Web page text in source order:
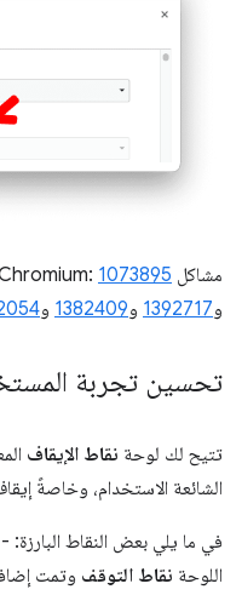
مشاكل Chromium: 1073895
و1392717 و1382409 و
تحسين تجربة
تتيح لك لوحة نقاط الإيقاف
الشائعة الاستخدام، وخاصةً
في ما يلي بعض النقاط البارزة:
اللوحة نقاط التوقف وتمت